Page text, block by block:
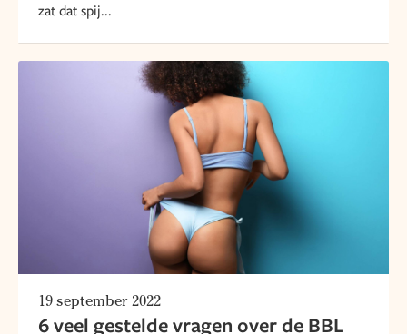
zat dat spij...
19 september 2022
6 veel gestelde vragen over de BBL